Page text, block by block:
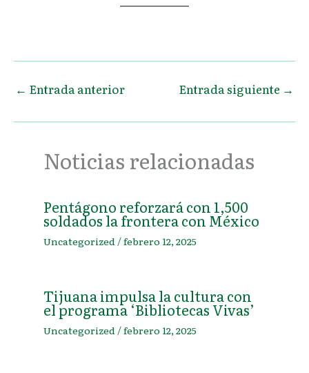
← Entrada anterior Entrada siguiente →
Noticias relacionadas
Pentágono reforzará con 1,500
soldados la frontera con México
Uncategorized /febrero 12, 2025
Tijuana impulsa la cultura con
el programa ‘Bibliotecas Vivas’
Uncategorized /febrero 12, 2025